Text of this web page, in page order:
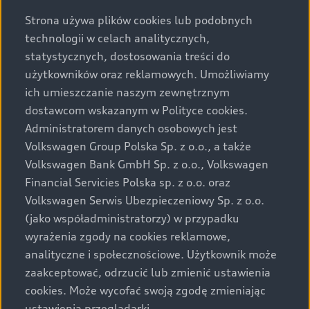
Podane kwoty są rekomendowane i obejmują podatek
VAT (23%), chyba że inaczej zaznaczono.
Audi zastrzega sobie możliwość wprowadzenia zmian w
prezentowanych wersjach. Przedstawione detale
wyposażenia mogą różnić się od specyfikacji
przewidzianej na rynek polski. Zamieszczone zdjęcia
mogą przedstawiać wyposażenie opcjonalne, dostępne
za dopłatą. Wiążące ustalenie ceny, wyposażenia i
specyfikacji pojazdu następują w umowie sprzedaży, a
określenie parametrów technicznych zawiera
świadectwo homologacji typu pojazdu. Zastrzegamy
sobie prawo do zmian i pomyłek. Wszelkie informacje
prezentowane na stronie są aktualne na dzień ich
zamieszczania. W celu uzyskania najnowszych
informacji prosimy kontaktować się z Partnerem Marki
Audi.
Strona używa plików cookies lub podobnych
technologii w celach analitycznych,
statystycznych, dostosowania treści do
użytkowników oraz reklamowych. Umożliwiamy
ich umieszczanie naszym zewnętrznym
dostawcom wskazanym w Polityce cookies.
Administratorem danych osobowych jest
Volkswagen Group Polska Sp. z o.o., a także
Volkswagen Bank GmbH Sp. z o.o., Volkswagen
Financial Servicies Polska sp. z o.o. oraz
Volkswagen Serwis Ubezpieczeniowy Sp. z o.o.
(jako współadministratorzy) w przypadku
wyrażenia zgody na cookies reklamowe,
analityczne i społecznościowe. Użytkownik może
zaakceptować, odrzucić lub zmienić ustawienia
cookies. Może wycofać swoją zgodę zmieniając